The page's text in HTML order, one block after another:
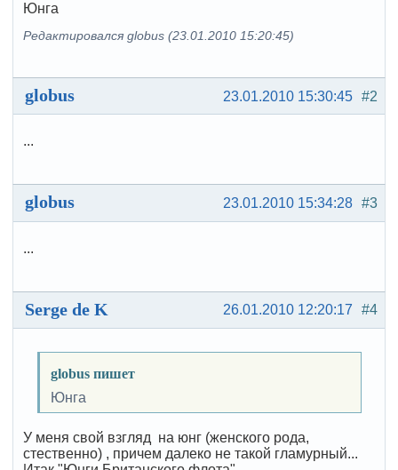
Юнга
Редактировался globus (23.01.2010 15:20:45)
#2
23.01.2010 15:30:45
globus
...
#3
23.01.2010 15:34:28
globus
...
#4
26.01.2010 12:20:17
Serge de K
globus пишет
Юнга
У меня свой взгляд на юнг (женского рода,
стественно) , причем далеко не такой гламурный...